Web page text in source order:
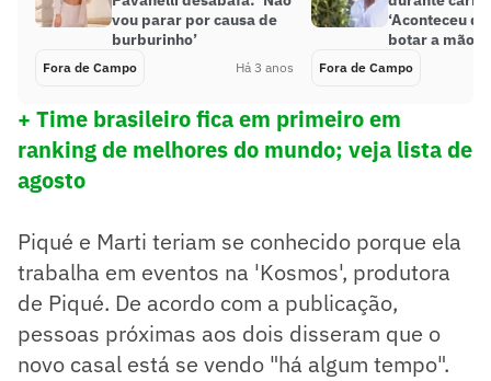
vou parar por causa de
burburinho’
Fora de Campo Há 3 anos
‘Aconteceu
botar a mão e
Fora de Campo
+ Time brasileiro fica em primeiro em
ranking de melhores do mundo; veja lista de
agosto
Piqué e Marti teriam se conhecido porque ela
trabalha em eventos na 'Kosmos', produtora
de Piqué. De acordo com a publicação,
pessoas próximas aos dois disseram que o
novo casal está se vendo "há algum tempo".